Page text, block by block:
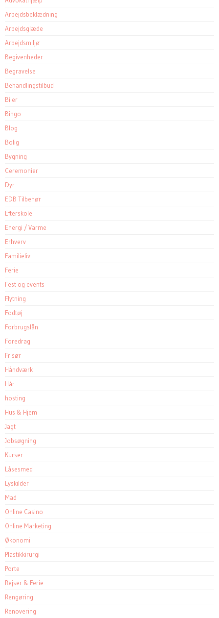
Arbejdsbeklædning
Arbejdsglæde
Arbejdsmiljø
Begivenheder
Begravelse
Behandlingstilbud
Biler
Bingo
Blog
Bolig
Bygning
Ceremonier
Dyr
EDB Tilbehør
Efterskole
Energi / Varme
Erhverv
Familieliv
Ferie
Fest og events
Flytning
Fodtøj
Forbrugslån
Foredrag
Frisør
Håndværk
Hår
hosting
Hus & Hjem
Jagt
Jobsøgning
Kurser
Låsesmed
Lyskilder
Mad
Online Casino
Online Marketing
Økonomi
Plastikkirurgi
Porte
Rejser & Ferie
Rengøring
Renovering